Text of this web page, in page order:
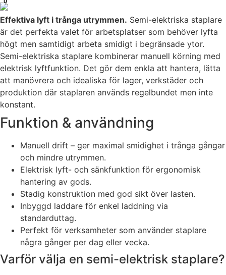
Effektiva lyft i trånga utrymmen. Semi-elektriska staplare
är det perfekta valet för arbetsplatser som behöver lyfta
högt men samtidigt arbeta smidigt i begränsade ytor.
Semi-elektriska staplare kombinerar manuell körning med
elektrisk lyftfunktion. Det gör dem enkla att hantera, lätta
att manövrera och idealiska för lager, verkstäder och
produktion där staplaren används regelbundet men inte
konstant.
Funktion & användning
Manuell drift – ger maximal smidighet i trånga gångar
och mindre utrymmen.
Elektrisk lyft- och sänkfunktion för ergonomisk
hantering av gods.
Stadig konstruktion med god sikt över lasten.
Inbyggd laddare för enkel laddning via
standarduttag.
Perfekt för verksamheter som använder staplare
några gånger per dag eller vecka.
Varför välja en semi-elektrisk staplare?